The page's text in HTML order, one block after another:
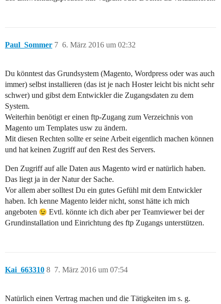
Paul_Sommer 6. März 2016 um 02:32
7
Du könntest das Grundsystem (Magento, Wordpress oder was auch
immer) selbst installieren (das ist je nach Hoster leicht bis nicht sehr
schwer) und gibst dem Entwickler die Zugangsdaten zu dem
System.
Weiterhin benötigt er einen ftp-Zugang zum Verzeichnis von
Magento um Templates usw zu ändern.
Mit diesen Rechten sollte er seine Arbeit eigentlich machen können
und hat keinen Zugriff auf den Rest des Servers.
Den Zugriff auf alle Daten aus Magento wird er natürlich haben.
Das liegt ja in der Natur der Sache.
Vor allem aber solltest Du ein gutes Gefühl mit dem Entwickler
haben. Ich kenne Magento leider nicht, sonst hätte ich mich
angeboten
Evtl. könnte ich dich aber per Teamviewer bei der
Grundinstallation und Einrichtung des ftp Zugangs unterstützen.
Kai_663310 7. März 2016 um 07:54
8
Natürlich einen Vertrag machen und die Tätigkeiten im s. g.